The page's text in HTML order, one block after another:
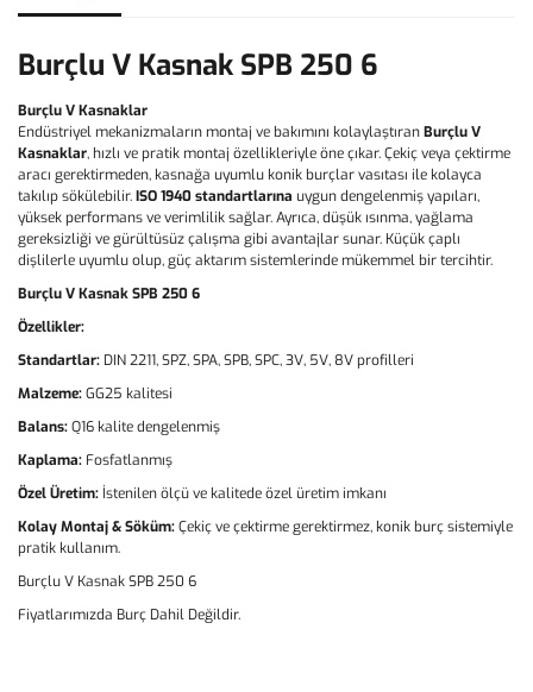
Burçlu V Kasnak SPB 250 6
Burçlu V Kasnaklar
Endüstriyel mekanizmaların montaj ve bakımını kolaylaştıranBurçlu V
Kasnaklar, hızlı ve pratik montaj özellikleriyle öne çıkar. Çekiç veya çektirme
aracı gerektirmeden, kasnağa uyumlu konik burçlar vasıtası ile kolayca
takılıp sökülebilir.ISO 1940 standartlarına uygun dengelenmiş yapıları,
yüksek performans ve verimlilik sağlar. Ayrıca, düşük ısınma, yağlama
gereksizliği ve gürültüsüz çalışma gibi avantajlar sunar. Küçük çaplı
dişlilerle uyumlu olup, güç aktarım sistemlerinde mükemmel bir tercihtir.
Burçlu V Kasnak SPB 250 6
Özellikler:
Standartlar: DIN 2211, SPZ, SPA, SPB, SPC, 3V, 5V, 8V profilleri
Malzeme:GG25 kalitesi
Balans:Q16 kalite dengelenmiş
Kaplama: Fosfatlanmış
Özel Üretim: İstenilen ölçü ve kalitede özel üretim imkanı
Kolay Montaj & Söküm:Çekiç ve çektirme gerektirmez, konik burç sistemiyle
pratik kullanım.
Burçlu V Kasnak SPB 250 6
Fiyatlarımızda Burç Dahil Değildir.